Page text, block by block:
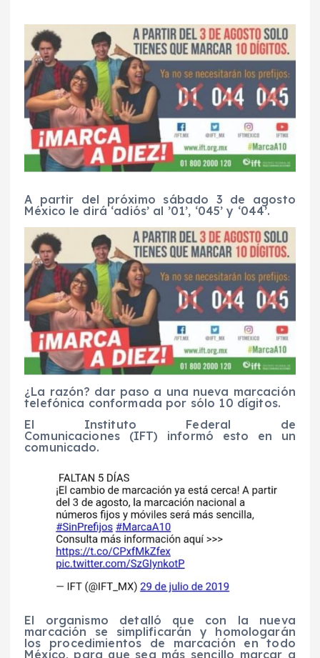
A partir del próximo sábado 3 de agosto
México le dirá ‘adiós’ al ’01’, ‘045’ y ‘044’.
¿La razón? dar paso a una nueva marcación
telefónica conformada por sólo 10 dígitos.
El Instituto Federal de
Comunicaciones (IFT) informó esto en un
comunicado.
El organismo detalló que con la nueva
marcación se simplificarán y homologarán
los procedimientos de marcación en todo
México, para que sea más sencillo marcar a